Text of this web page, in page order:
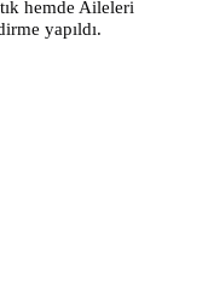
hemde Aileleri
yapıldı.